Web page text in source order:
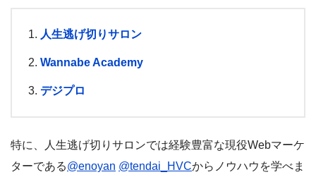
人生逃げ切りサロン
Wannabe Academy
デジプロ
特に、
人生逃げ切りサロンでは経験豊富な現役Webマーケ
ターである@enoyan @tendai_HVCからノウハウを学べま